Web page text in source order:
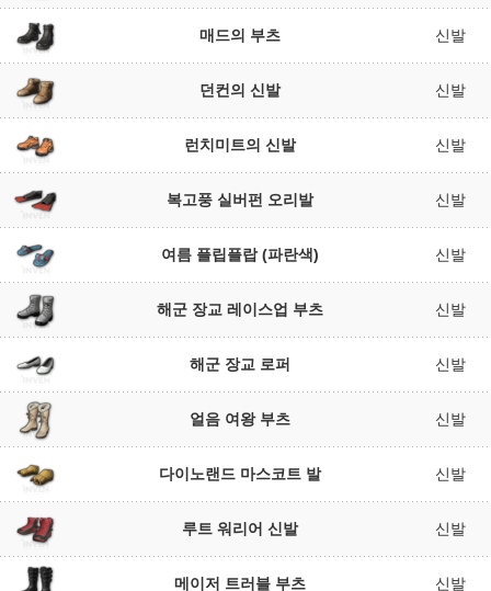
매드의 부츠 신발
던컨의 신발 신발
런치미트의 신발 신발
복고풍 실버펀 오리발 신발
여름 플립플랍 (파란색) 신발
해군 장교 레이스업 부츠 신발
해군 장교 로퍼 신발
얼음 여왕 부츠 신발
다이노랜드 마스코트 발 신발
루트 워리어 신발 신발
메이저 트러블 부츠 신발